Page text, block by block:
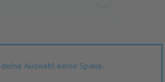
Auswahl keine Spiele.